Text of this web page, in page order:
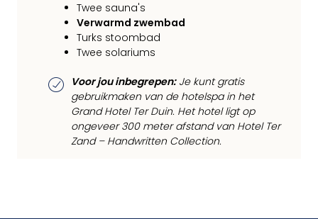
Twee sauna's
Verwarmd zwembad
Turks stoombad
Twee solariums
Voor jou inbegrepen:Je kunt gratis
gebruikmaken van de hotelspa in het
Grand Hotel Ter Duin. Het hotel ligt op
ongeveer 300 meter afstand van Hotel Ter
Zand – Handwritten Collection.